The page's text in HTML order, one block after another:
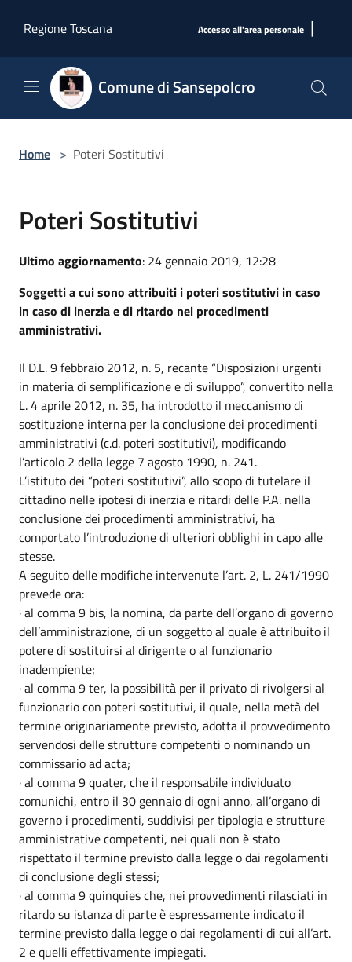
Regione Toscana
Accesso all'area personale |
Comune di Sansepolcro
Home > Poteri Sostitutivi
Poteri Sostitutivi
Ultimo aggiornamento: 24 gennaio 2019, 12:28
Soggetti a cui sono attribuiti i poteri sostitutivi in caso
in caso di inerzia e di ritardo nei procedimenti
amministrativi.
Il D.L. 9 febbraio 2012, n. 5, recante “Disposizioni urgenti
in materia di semplificazione e di sviluppo”, convertito nella
L. 4 aprile 2012, n. 35, ha introdotto il meccanismo di
sostituzione interna per la conclusione dei procedimenti
amministrativi (c.d. poteri sostitutivi), modificando
l’articolo 2 della legge 7 agosto 1990, n. 241.
L’istituto dei “poteri sostitutivi”, allo scopo di tutelare il
cittadino nelle ipotesi di inerzia e ritardi delle P.A. nella
conclusione dei procedimenti amministrativi, ha
comportato l’introduzione di ulteriori obblighi in capo alle
stesse.
A seguito delle modifiche intervenute l’art. 2, L. 241/1990
prevede ora:
· al comma 9 bis, la nomina, da parte dell’organo di governo
dell’amministrazione, di un soggetto al quale è attribuito il
potere di sostituirsi al dirigente o al funzionario
inadempiente;
· al comma 9 ter, la possibilità per il privato di rivolgersi al
funzionario con poteri sostitutivi, il quale, nella metà del
termine originariamente previsto, adotta il provvedimento
servendosi delle strutture competenti o nominando un
commissario ad acta;
· al comma 9 quater, che il responsabile individuato
comunichi, entro il 30 gennaio di ogni anno, all’organo di
governo i procedimenti, suddivisi per tipologia e strutture
amministrative competenti, nei quali non è stato
rispettato il termine previsto dalla legge o dai regolamenti
di conclusione degli stessi;
· al comma 9 quinquies che, nei provvedimenti rilasciati in
ritardo su istanza di parte è espressamente indicato il
termine previsto dalla legge o dai regolamenti di cui all’art.
2 e quelli effettivamente impiegati.